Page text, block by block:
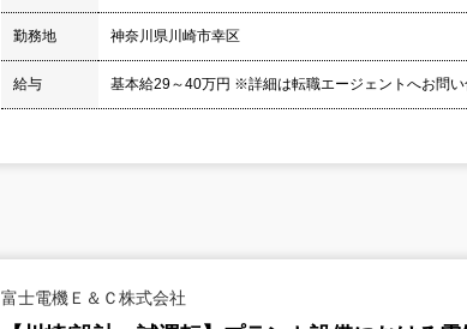
勤務地 神奈川県川崎市幸区
給与 基本給29～40万円 ※詳細は転職エージェントへお問い
富士電機Ｅ＆Ｃ株式会社